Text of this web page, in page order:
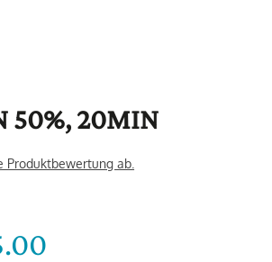
50%, 20MIN
Produktbewertung ab.